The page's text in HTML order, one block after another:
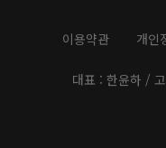
이용약관 개인
대표 : 한윤하 /